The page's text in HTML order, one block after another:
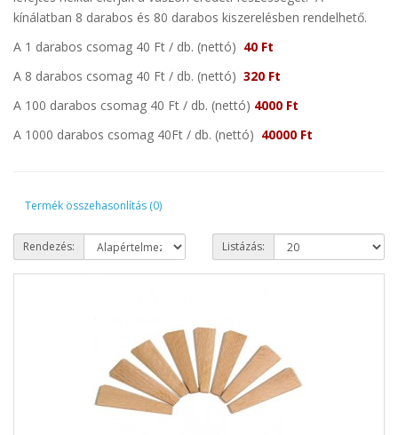
kínálatban 8 darabos és 80 darabos kiszerelésben rendelhető.
A 1 darabos csomag 40 Ft / db. (nettó) 40 Ft
A 8 darabos csomag 40 Ft / db. (nettó) 320 Ft
A 100 darabos csomag 40 Ft / db. (nettó) 4000 Ft
A 1000 darabos csomag 40Ft / db. (nettó) 40000 Ft
Termék összehasonlítás (0)
Rendezés: Listázás: